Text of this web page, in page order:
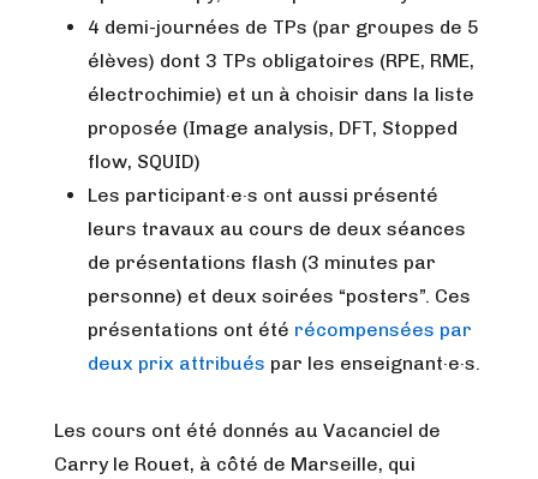
4 demi-journées de TPs (par groupes de 5
élèves) dont 3 TPs obligatoires (RPE, RME,
électrochimie) et un à choisir dans la liste
proposée (Image analysis, DFT, Stopped
flow, SQUID)
Les participant·e·s ont aussi présenté
leurs travaux au cours de deux séances
de présentations flash (3 minutes par
personne) et deux soirées “posters”. Ces
présentations ont été récompensées par
deux prix attribués par les enseignant·e·s.
Les cours ont été donnés au Vacanciel de
Carry le Rouet, à côté de Marseille, qui